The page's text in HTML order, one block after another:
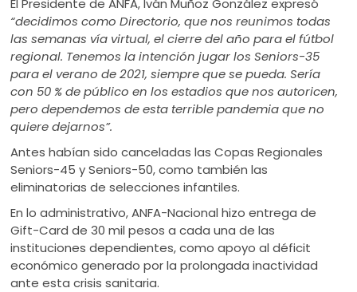
El Presidente de ANFA, Iván Muñoz González expresó
“decidimos como Directorio, que nos reunimos todas
las semanas vía virtual, el cierre del año para el fútbol
regional. Tenemos la intención jugar los Seniors-35
para el verano de 2021, siempre que se pueda. Sería
con 50 % de público en los estadios que nos autoricen,
pero dependemos de esta terrible pandemia que no
quiere dejarnos”.
Antes habían sido canceladas las Copas Regionales
Seniors-45 y Seniors-50, como también las
eliminatorias de selecciones infantiles.
En lo administrativo, ANFA-Nacional hizo entrega de
Gift-Card de 30 mil pesos a cada una de las
instituciones dependientes, como apoyo al déficit
económico generado por la prolongada inactividad
ante esta crisis sanitaria.